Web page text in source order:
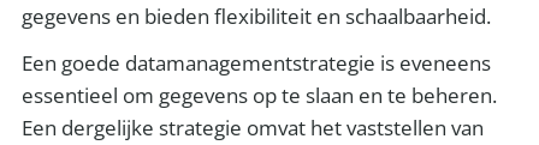
gegevens en bieden flexibiliteit en schaalbaarheid.
Een goede datamanagementstrategie is eveneens
essentieel om gegevens op te slaan en te beheren.
Een dergelijke strategie omvat het vaststellen van